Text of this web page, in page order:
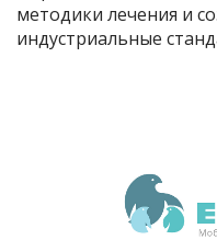
методики лечения и
индустриальные